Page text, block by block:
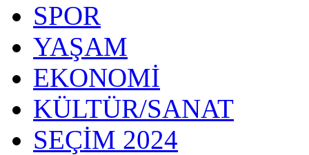
SPOR
YAŞAM
EKONOMİ
KÜLTÜR/SANAT
SEÇİM 2024